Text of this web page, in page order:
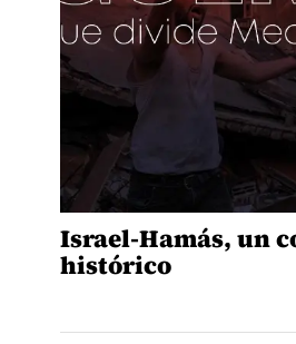
Israel-Hamás, un
histórico